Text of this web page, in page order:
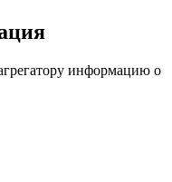
информацию о